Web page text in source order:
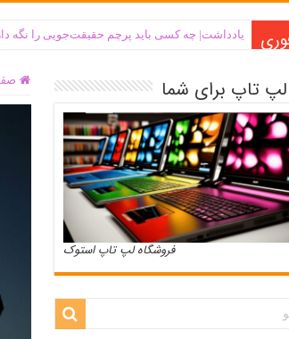
یادداشت| ‌چه کسی باید پرچم حقیقت‌جویی را نگه
تاپ برای شما
فروشگاه لپ تاپ استوک